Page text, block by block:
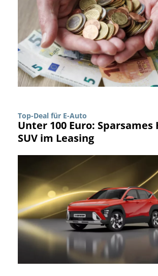
Top-Deal für E-Auto
Unter 100 Euro: Sparsames
SUV im Leasing